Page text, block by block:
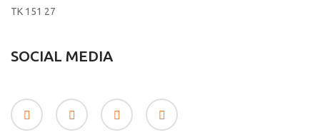
TK 151 27
SOCIAL MEDIA